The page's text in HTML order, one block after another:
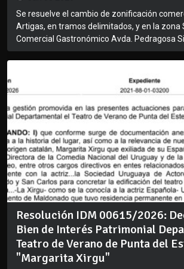
Se resuelve el cambio de zonificación
Artigas, en tramos delimitados, y en la zona
Comercial Gastronómico Avda. Pedragosa
Resolución IDM 00615/2026:
Bien de Interés Patrimonial
Teatro de Verano de Punta del
"Margarita Xirgu"